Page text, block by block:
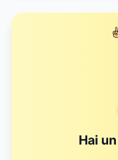
Hai